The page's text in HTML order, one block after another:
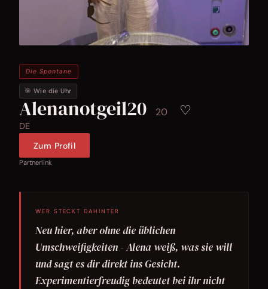
Die Spontane
🎯 Wie die Uhr
Alenanotgeil20 20 ♡
DE
Zum Profil
Partnerlink
WER STECKT DAHINTER
Neu hier, aber ohne die üblichen
Umschweifigkeiten - Alena weiß, was sie will
und sagt es dir direkt ins Gesicht.
Experimentierfreudig bedeutet bei ihr nicht